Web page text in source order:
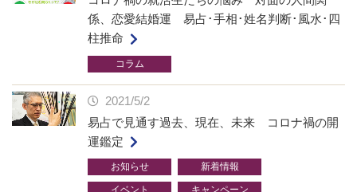
係、恋愛結婚運 易占･手相･姓名判断･風水･四
柱推命
コラム
2021/5/2
易占で見通す過去、現在、未来 コロナ禍の開
運鑑定
お知らせ 新着情報
イベント キャンペーン